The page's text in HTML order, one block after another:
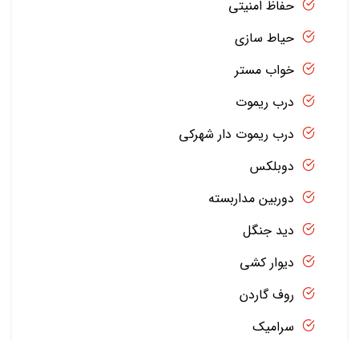
حفاظ امنیتی
حیاط سازی
خواب مستر
درب ریموت
درب ریموت دار شهرکی
دوبلکس
دوربین مداربسته
دید جنگل
دیوار کشی
روف گاردن
سرامیک